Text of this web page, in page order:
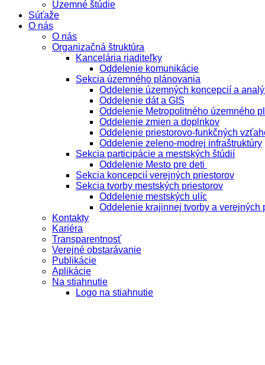
Územné štúdie
Súťaže
O nás
O nás
Organizačná štruktúra
Kancelária riaditeľky
Oddelenie komunikácie
Sekcia územného plánovania
Oddelenie územných koncepcií a
Oddelenie dát a GIS
Oddelenie Metropolitného územného
Oddelenie zmien a doplnkov
Oddelenie priestorovo-funkčných
Oddelenie zeleno-modrej infraštruktúry
Sekcia participácie a mestských štúdií
Oddelenie Mesto pre deti
Sekcia koncepcií verejných priestorov
Sekcia tvorby mestských priestorov
Oddelenie mestských ulíc
Oddelenie krajinnej tvorby a verejných
Kontakty
Kariéra
Transparentnosť
Verejné obstarávanie
Publikácie
Aplikácie
Na stiahnutie
Logo na stiahnutie